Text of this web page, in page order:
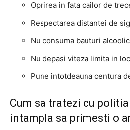
Oprirea in fata cailor de
Respectarea distantei de
Nu consuma bauturi
Nu depasi viteza limita in
Pune intotdeauna centura
Cum sa tratezi cu
intampla sa primesti o